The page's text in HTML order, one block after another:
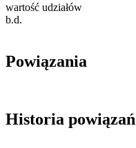
wartość udziałów
b.d.
Powiązania
Historia powiązań